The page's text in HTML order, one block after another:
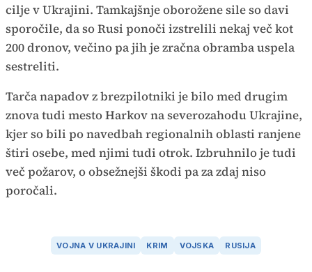
cilje v Ukrajini. Tamkajšnje oborožene sile so davi
sporočile, da so Rusi ponoči izstrelili nekaj več kot
200 dronov, večino pa jih je zračna obramba uspela
sestreliti.
Tarča napadov z brezpilotniki je bilo med drugim
znova tudi mesto Harkov na severozahodu Ukrajine,
kjer so bili po navedbah regionalnih oblasti ranjene
štiri osebe, med njimi tudi otrok. Izbruhnilo je tudi
več požarov, o obsežnejši škodi pa za zdaj niso
poročali.
VOJNA V UKRAJINI KRIM VOJSKA RUSIJA